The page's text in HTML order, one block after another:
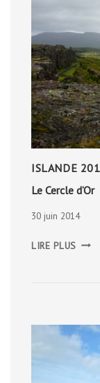
ISLANDE
Le Cercle d’Or
30 juin 2014
LIRE PLUS